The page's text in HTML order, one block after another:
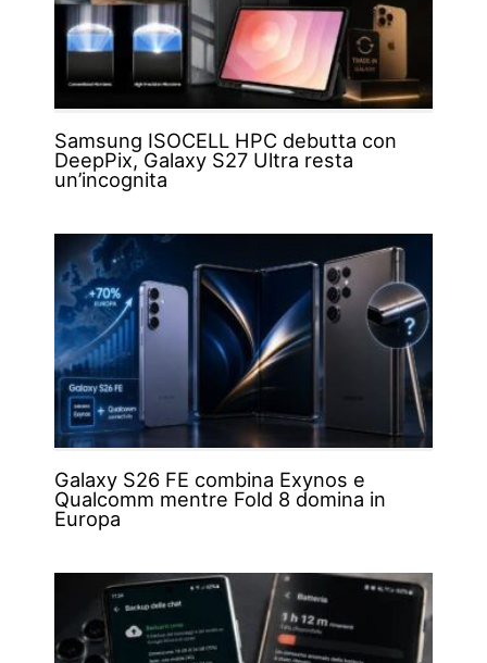
Samsung ISOCELL HPC debutta con
DeepPix, Galaxy S27 Ultra resta
un’incognita
Galaxy S26 FE combina Exynos e
Qualcomm mentre Fold 8 domina in
Europa